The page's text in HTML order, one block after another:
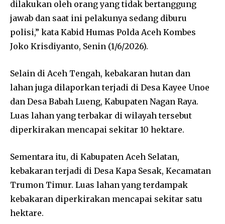
dilakukan oleh orang yang tidak bertanggung
jawab dan saat ini pelakunya sedang diburu
polisi,” kata Kabid Humas Polda Aceh Kombes
Joko Krisdiyanto, Senin (1/6/2026).
Selain di Aceh Tengah, kebakaran hutan dan
lahan juga dilaporkan terjadi di Desa Kayee Unoe
dan Desa Babah Lueng, Kabupaten Nagan Raya.
Luas lahan yang terbakar di wilayah tersebut
diperkirakan mencapai sekitar 10 hektare.
Sementara itu, di Kabupaten Aceh Selatan,
kebakaran terjadi di Desa Kapa Sesak, Kecamatan
Trumon Timur. Luas lahan yang terdampak
kebakaran diperkirakan mencapai sekitar satu
hektare.